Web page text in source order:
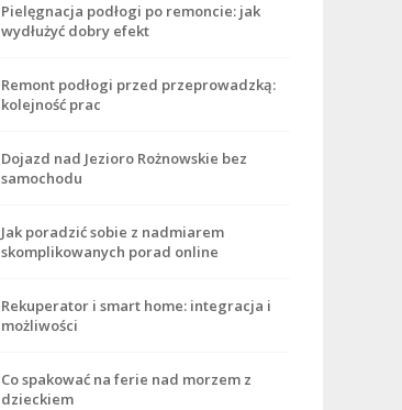
Pielęgnacja podłogi po remoncie: jak
wydłużyć dobry efekt
Remont podłogi przed przeprowadzką:
kolejność prac
Dojazd nad Jezioro Rożnowskie bez
samochodu
Jak poradzić sobie z nadmiarem
skomplikowanych porad online
Rekuperator i smart home: integracja i
możliwości
Co spakować na ferie nad morzem z
dzieckiem